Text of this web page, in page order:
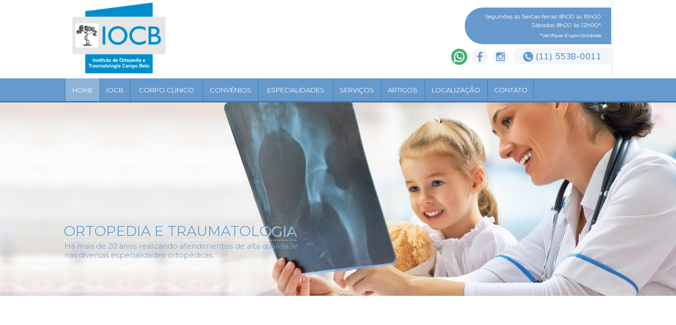
Convênios
Segundas às Sextas-feiras: 8h00 às 19h00
Sábados: 8h00 às 12h00*
*Verifique disponibilidade
(11) 5538-0011
HOME IOCB CORPO CLÍNICO CONVÊNIOS ESPECIALIDADES SERVIÇOS ARTIGOS LOCALIZAÇÃO CONTATO
ORTOPEDIA E TRAUMATOLOGIA
Há mais de 20 anos realizando atendimentos de alta qualidade
nas diversas especialidades ortopédicas.